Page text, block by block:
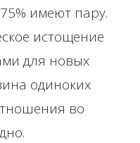
имеют пару.
истощение
для новых
одиноких
во